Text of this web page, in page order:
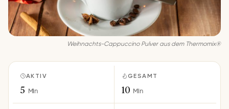
Weihnachts-Cappuccino Pulver aus dem Thermomix®
AKTIV
5 Min
GESAMT
10 Min